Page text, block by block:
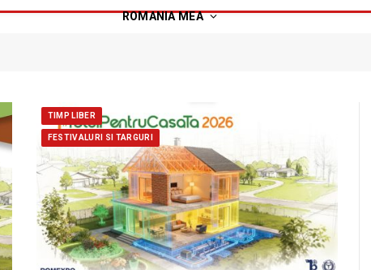
ROMANIA MEA
TIMP LIBER
FESTIVALURI SI TARGURI